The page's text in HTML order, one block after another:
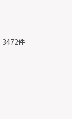
3472件